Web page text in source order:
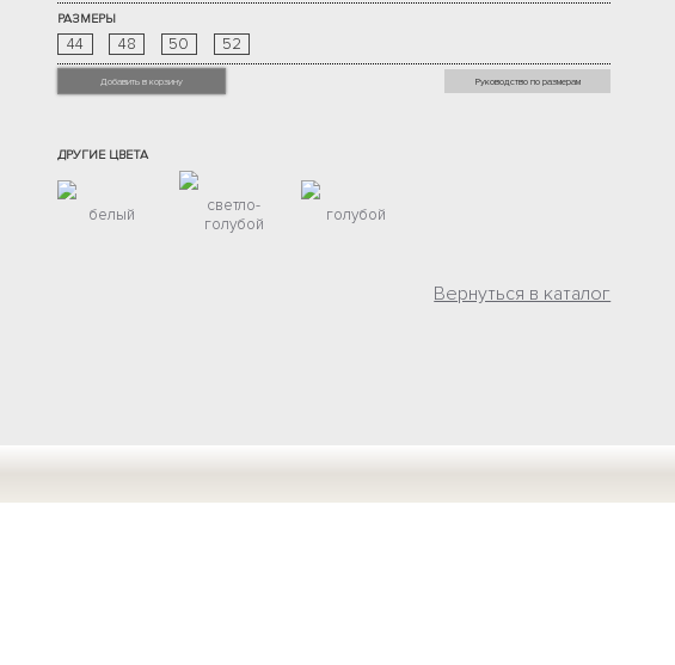
РАЗМЕРЫ
44 48 50 52
Добавить в корзину Руководство по размерам
ДРУГИЕ ЦВЕТА
белый
светло-
голубой
голубой
Вернуться в каталог